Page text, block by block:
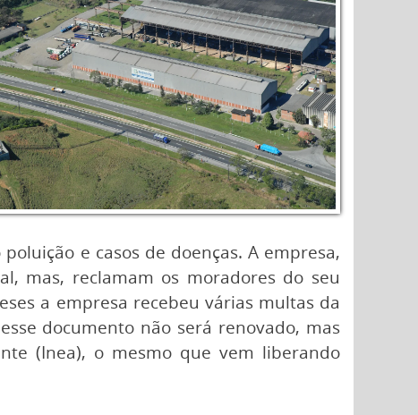
e casos de doenças. A empresa,
mas, reclamam os moradores do seu
a empresa recebeu várias multas da
documento não será renovado, mas
(Inea), o mesmo que vem liberando